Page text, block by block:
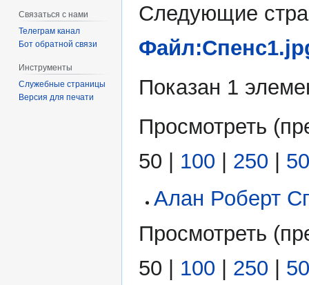
Следующие
Показан 1
Просмотреть (
50 | 100 | 250 |
Алан Роберт
Просмотреть (
50
100 250
Связаться с нами
Телеграм канал
Бот обратной связи
Инструменты
Служебные страницы
Версия для печати